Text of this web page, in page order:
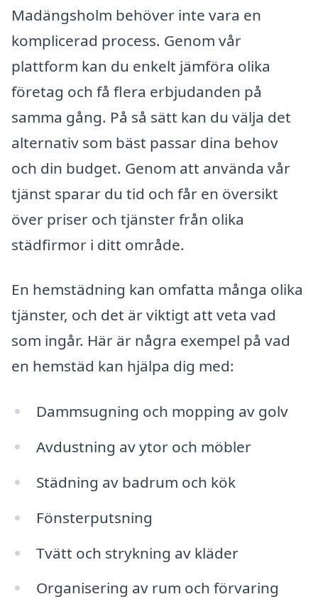
Madängsholm behöver inte vara en
komplicerad process. Genom vår
plattform kan du enkelt jämföra olika
företag och få flera erbjudanden på
samma gång. På så sätt kan du välja det
alternativ som bäst passar dina behov
och din budget. Genom att använda vår
tjänst sparar du tid och får en översikt
över priser och tjänster från olika
städfirmor i ditt område.
En hemstädning kan omfatta många olika
tjänster, och det är viktigt att veta vad
som ingår. Här är några exempel på vad
en hemstäd kan hjälpa dig med:
Dammsugning och mopping av golv
Avdustning av ytor och möbler
Städning av badrum och kök
Fönsterputsning
Tvätt och strykning av kläder
Organisering av rum och förvaring